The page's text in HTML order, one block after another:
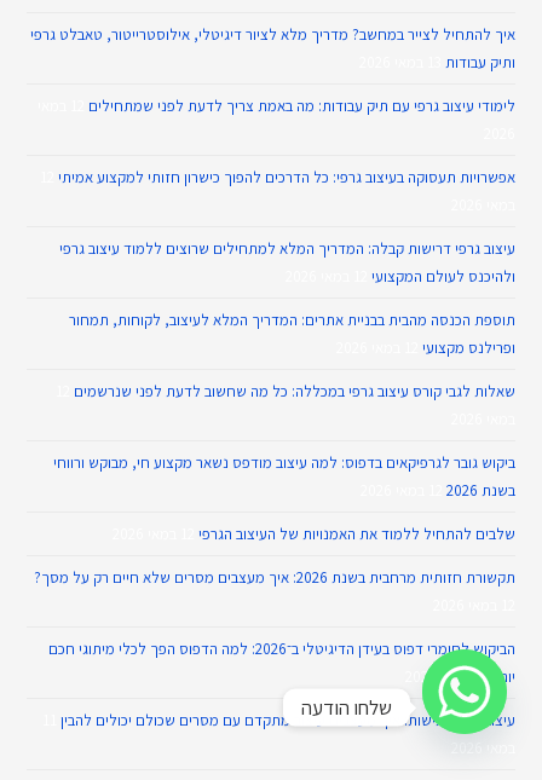
איך להתחיל לצייר במחשב? מדריך מלא לציור דיגיטלי, אילוסטרייטור, טאבלט גרפי
ותיק עבודות
לימודי עיצוב גרפי עם תיק עבודות: מה באמת צריך לדעת לפני שמתחילים
אפשרויות תעסוקה בעיצוב גרפי: כל הדרכים להפוך כישרון חזותי למקצוע אמיתי
עיצוב גרפי דרישות קבלה: המדריך המלא למתחילים שרוצים ללמוד עיצוב גרפי
ולהיכנס לעולם המקצועי
תוספת הכנסה מהבית בבניית אתרים: המדריך המלא לעיצוב, לקוחות, תמחור
ופרילנס מקצועי
שאלות לגבי קורס עיצוב גרפי במכללה: כל מה שחשוב לדעת לפני שנרשמים
ביקוש גובר לגרפיקאים בדפוס: למה עיצוב מודפס נשאר מקצוע חי, מבוקש ורווחי
בשנת 2026
שלבים להתחיל ללמוד את האמנויות של העיצוב הגרפי
תקשורת חזותית מרחבית בשנת 2026: איך מעצבים מסרים שלא חיים רק על מסך?
הביקוש לחומרי דפוס בעידן הדיגיטלי ב־2026: למה הדפוס הפך לכלי מיתוגי חכם
יותר
12 במאי 2026
עיצוב גרפי ונגישות: איך מעצבים עיצוב מתקדם עם מסרים שכולם יכולים להבין
שלחו הודעה